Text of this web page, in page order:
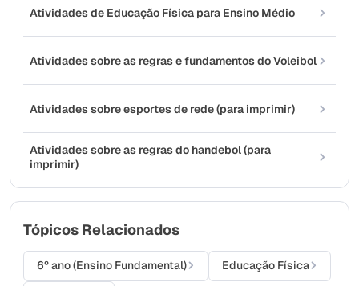
Atividades de Educação Física para Ensino Médio
Atividades sobre as regras e fundamentos do Voleibol
Atividades sobre esportes de rede (para imprimir)
Atividades sobre as regras do handebol (para
imprimir)
Tópicos Relacionados
6º ano (Ensino Fundamental) Educação Física